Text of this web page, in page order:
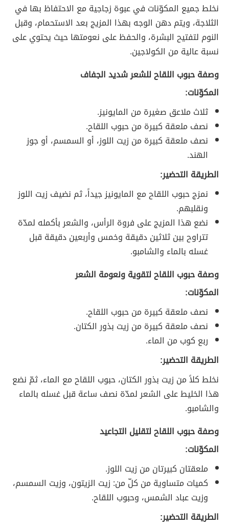
نخلط جميع المكوّنات في عبوة زجاجية مع الاحتفاظ بها في
الثلاجة، ويتم دهن الوجه بهذا المزيج بعد الاستحمام، وقبل
النوم لتفتيح البشرة، والحفظ على نعومتها حيث يحتوي على
نسبة عالية من الكولاجين.
وصفة حبوب اللقاح للشعر شديد الجفاف
المكوّنات:
ثلاث ملاعق صغيرة من المايونيز.
نصف ملعقة كبيرة من حبوب اللقاح.
نصف ملعقة كبيرة من زيت اللوز، أو السمسم، أو جوز
الهند.
الطريقة التحضير:
نمزج حبوب اللقاح مع المايونيز جيداً، ثم نضيف زيت اللوز
ونقلبهم.
نضع هذا المزيج على فروة الرأس، والشعر بأكمله لمدّة
تتراوح بين ثلاثين دقيقة وخمس وأربعين دقيقة قبل
غسله بالماء والشامبو.
وصفة حبوب اللقاح لتقوية ونعومة الشعر
المكوّنات:
نصف ملعقة كبيرة من حبوب اللقاح.
نصف ملعقة كبيرة من زيت بذور الكتان.
ربع كوب من الماء.
الطريقة التحضير:
نخلط كلاً من زيت بذور الكتان، حبوب اللقاح مع الماء، ثمّ نضع
هذا الخليط على الشعر لمدّة نصف ساعة قبل غسله بالماء
والشامبو.
وصفة حبوب اللقاح لتقليل التجاعيد
المكوّنات:
ملعقتان كبيرتان من زيت اللوز.
كميات متساوية من كلّ من: زيت الزيتون، وزيت السمسم،
وزيت عباد الشمس، وحبوب اللقاح.
الطريقة التحضير: